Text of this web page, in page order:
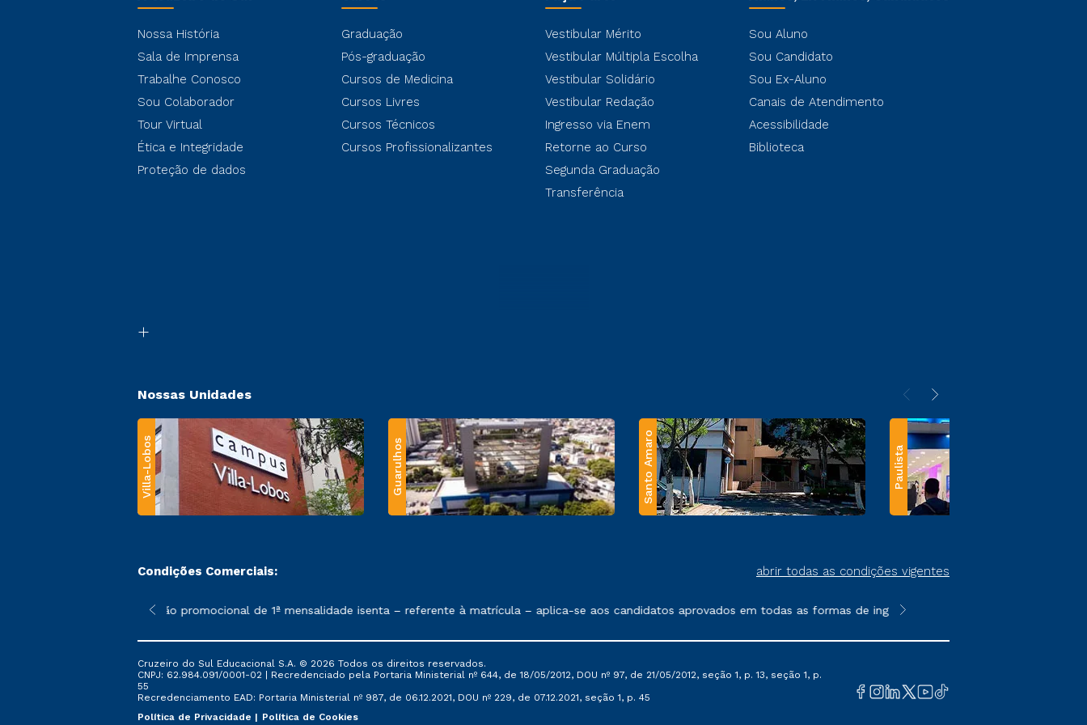
Nossa História
Sala de Imprensa
Trabalhe Conosco
Sou Colaborador
Tour Virtual
Ética e Integridade
Proteção de dados
Graduação
Pós-graduação
Cursos de Medicina
Cursos Livres
Cursos Técnicos
Cursos Profissionalizantes
Vestibular Mérito
Vestibular Múltipla Escolha
Vestibular Solidário
Vestibular Redação
Ingresso via Enem
Retorne ao Curso
Segunda Graduação
Transferência
Sou Aluno
Sou Candidato
Sou Ex-Aluno
Canais de Atendimento
Acessibilidade
Biblioteca
Nossas Unidades
Villa-Lobos Guarulhos Santo Amaro Paulista
Condições Comerciais: abrir todas as condições vigentes
sofrer alterações nos períodos de rematrícula conforme exposto no contrato de prestação de serviços.
*A condição promocional de 1ª mensalidade isenta – referente à matrícula – aplica-se aos candidatos aprovados em todas as formas de ingresso, exceto na prova on-line
**Semipresencial e EAD são
Cruzeiro do Sul Educacional S.A. © 2026 Todos os direitos reservados.
CNPJ: 62.984.091/0001-02 | Recredenciado pela Portaria Ministerial nº 644, de 18/05/2012, DOU nº 97, de 21/05/2012, seção 1, p. 13, seção 1, p.
55
Recredenciamento EAD: Portaria Ministerial nº 987, de 06.12.2021, DOU nº 229, de 07.12.2021, seção 1, p. 45
Política de Privacidade
Política de Cookies